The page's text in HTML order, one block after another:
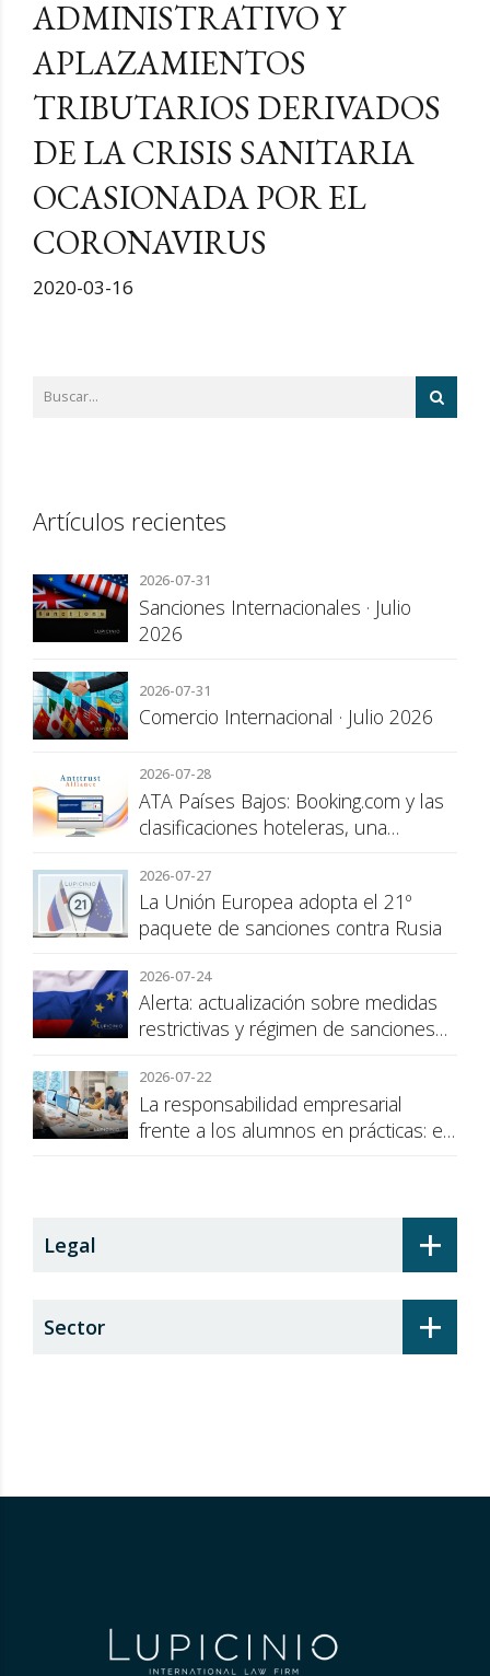
ADMINISTRATIVO Y
APLAZAMIENTOS
TRIBUTARIOS DERIVADOS
DE LA CRISIS SANITARIA
OCASIONADA POR EL
CORONAVIRUS
2020-03-16
Artículos recientes
2026-07-31
Sanciones Internacionales · Julio
2026
2026-07-31
Comercio Internacional · Julio 2026
2026-07-28
ATA Países Bajos: Booking.com y las
clasificaciones hoteleras, una
consumidor
2026-07-27
La Unión Europea adopta el 21º
paquete de sanciones contra Rusia
2026-07-24
Alerta: actualización sobre medidas
restrictivas y régimen de sanciones
2026-07-22
La responsabilidad empresarial
frente a los alumnos en prácticas: el
+
Legal
+
Sector